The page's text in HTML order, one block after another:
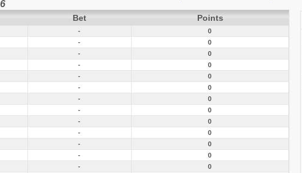
Bet Points
-
0
-
0
-
0
-
0
-
0
-
0
-
0
-
0
-
0
-
0
-
0
-
0
-
0